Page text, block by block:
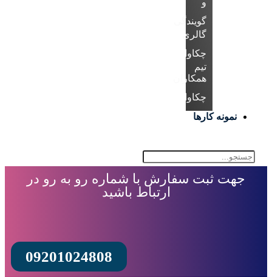
گویندگی
گالری
چکاوا
همکاران
چکاوا
نمونه کارها
جهت ثبت سفارش با شماره رو به رو در
ارتباط باشید
09201024808